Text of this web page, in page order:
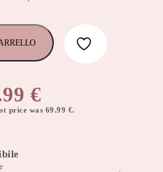
€
price was 69.99 €.